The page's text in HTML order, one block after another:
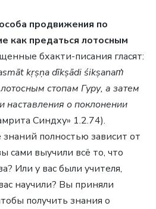
продвижения по
как предаться лотосным
бхакти-писания гласят:
kṛṣṇa dīkṣādi śikṣanaṁ
стопам Гуру, а затем
наставления о поклонении
Синдху» 1.2.74).
полностью зависит от
сами выучили всё то, что
Или у вас были учителя,
научили? Вы приняли
получить знания о